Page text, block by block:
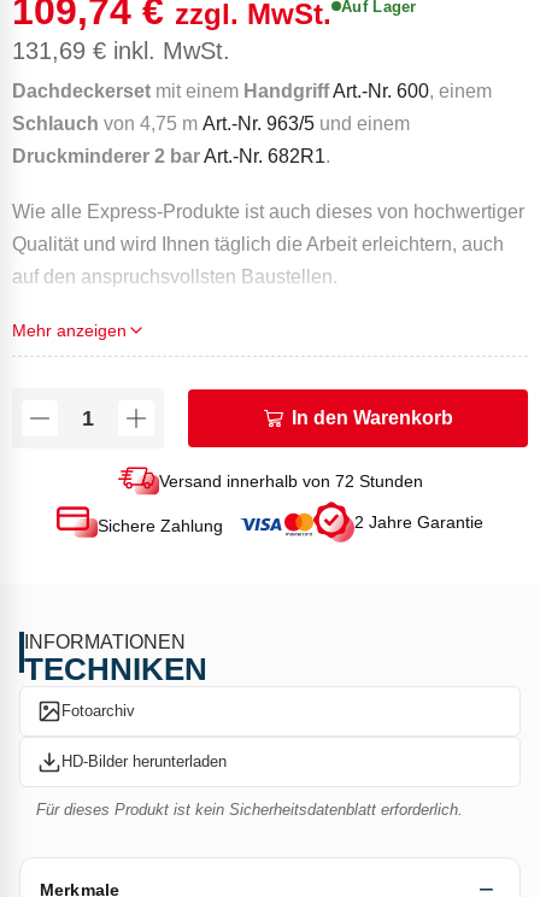
109,74 € zzgl. MwSt.
131,69 € inkl. MwSt.
Auf Lager
Dachdeckerset mit einem HandgriffArt.-Nr. 600, einem
Schlauch von 4,75 m Art.-Nr. 963/5 und einem
Druckminderer 2 barArt.-Nr. 682R1.
Wie alle Express-Produkte ist auch dieses von hochwertiger
Qualität und wird Ihnen täglich die Arbeit erleichtern, auch
auf den anspruchsvollsten Baustellen.
Gewicht (g): 935
Mehr anzeigen
In den Warenkorb
Versand innerhalb von 72 Stunden
Sichere Zahlung 2 Jahre Garantie
INFORMATIONEN
TECHNIKEN
Fotoarchiv
HD-Bilder herunterladen
Für dieses Produkt ist kein Sicherheitsdatenblatt erforderlich.
Merkmale